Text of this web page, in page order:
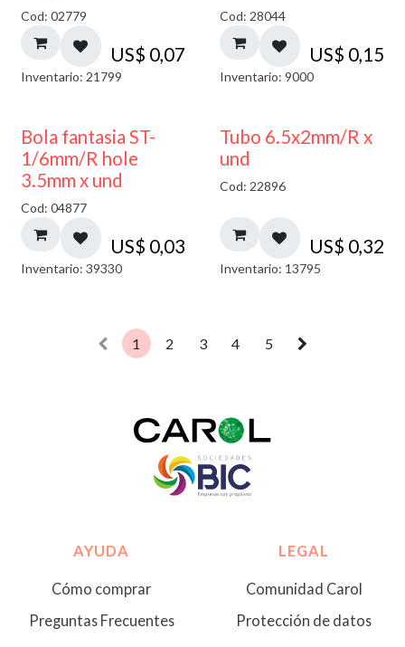
Cod: 02779
US$ 0,07
Inventario: 21799
Cod: 28044
US$ 0,15
Inventario: 9000
Bola fantasia ST-
1/6mm/R hole
3.5mm x und
Cod: 04877
US$ 0,03
Inventario: 39330
Tubo 6.5x2mm/R x
und
Cod: 22896
US$ 0,32
Inventario: 13795
1 2 3 4 5
AYUDA
Cómo comprar
Preguntas Frecuentes
LEGAL
Comunidad Carol
Protección de datos